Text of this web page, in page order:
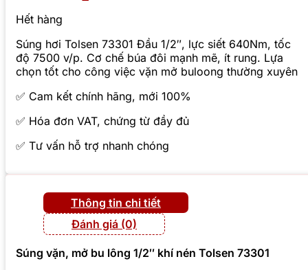
Hết hàng
Súng hơi Tolsen 73301 Đầu 1/2″, lực siết 640Nm, tốc
độ 7500 v/p. Cơ chế búa đôi mạnh mẽ, ít rung. Lựa
chọn tốt cho công việc vặn mở buloong thường xuyên
✅ Cam kết chính hãng, mới 100%
✅ Hóa đơn VAT, chứng từ đầy đủ
✅ Tư vấn hỗ trợ nhanh chóng
Thông tin chi tiết
Đánh giá (0)
Súng vặn, mở bu lông 1/2″ khí nén Tolsen 73301